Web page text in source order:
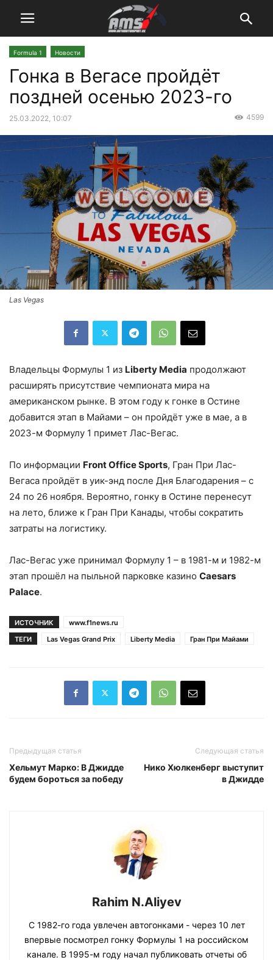
Formula 1 Новости
Гонка в Вегасе пройдёт
поздней осенью 2023-го
25.03.2022, 10:07 4599
Las Vegas
Владельцы Формулы 1 из Liberty Media продолжают
расширять присутствие чемпионата мира на
американском рынке. В этом году к гонке в Остине
добавится этап в Майами – он пройдёт уже в мае, а в
2023-м Формулу 1 примет Лас-Вегас.
По информации Front Office Sports, Гран При Лас-
Вегаса пройдёт в уик-энд после Дня Благодарения – с
24 по 26 ноября. Вероятно, гонку в Остине перенесут
на лето, ближе к Гран При Канады, чтобы сократить
затраты на логистику.
Лас-Вегас уже принимал Формулу 1 – в 1981-м и 1982-м
этап прошёл на пыльной парковке казино Caesars
Palace.
ИСТОЧНИК
www.f1news.ru
ТЕГИ
Las Vegas Grand Prix Liberty Media Гран При Майами
Предыдущая статья
Хельмут Марко: В Джидде
будем бороться за победу
Следующая статья
Нико Хюлкенберг выступит
в Джидде
Rahim N.Aliyev
С 1982-го года увлечен автогонками - через 10 лет
впервые посмотрел гонку Формулы 1 на российском
канале. В 1995-м году начал публиковать отчеты об